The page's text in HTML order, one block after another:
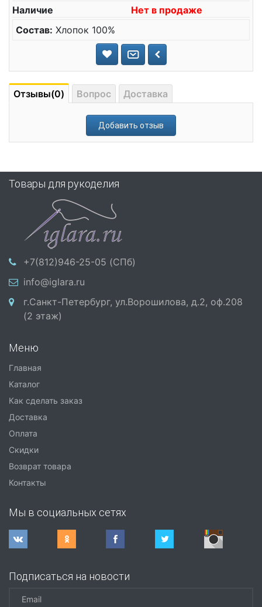
Наличие
Нет в продаже
Состав: Хлопок 100%
Отзывы(0) Вопрос Доставка
Добавить отзыв
Товары для рукоделия
+7(812)946-25-05 (СПб)
info@iglara.ru
г.Санкт-Петербург, ул.Ворошилова, д.2, оф.208
(2 этаж)
Меню
Главная
Каталог
Как сделать заказ
Доставка
Оплата
Скидки
Возврат товара
Контакты
Мы в социальных сетях
Подписаться на новости